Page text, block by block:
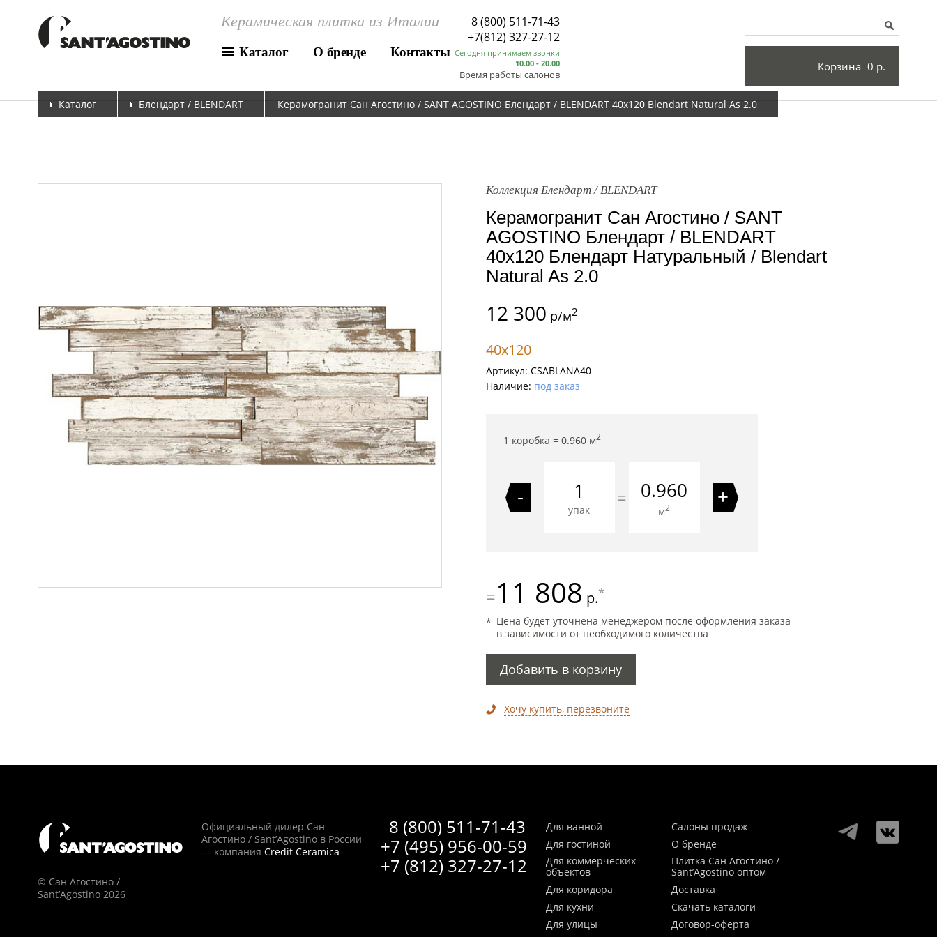
Керамическая плитка из Италии
Каталог О бренде Контакты
8 (800) 511-71-43
Сегодня принимаем звонки
10.00 - 20.00
Время работы салонов
+7(812) 327-27-12
Корзина 0 р.
Каталог Блендарт / BLENDART Керамогранит Сан Агостино / SANT AGOSTINO Блендарт / BLENDART 40x120 Blendart Natural As 2.0
Коллекция Блендарт / BLENDART
Керамогранит Сан Агостино / SANT
AGOSTINO Блендарт / BLENDART
40x120 Блендарт Натуральный / Blendart
Natural As 2.0
12 300 р/м2
40x120
Артикул: CSABLANA40
Наличие: под заказ
1 коробка = 0.960м2
-
упак
= 0.960
м2 +
=11 808 р.*
Цена будет уточнена менеджером после оформления заказа
в зависимости от необходимого количества
Добавить в корзину
Хочу купить, перезвоните
© Сан Агостино /
Sant’Agostino 2026
8 (800) 511-71-43
+7 (495) 956-00-59
+7 (812) 327-27-12
Официальный дилер Сан
Агостино / Sant’Agostino в России
— компания Credit Ceramica
Для ванной
Для гостиной
Для коммерческих
объектов
Для коридора
Для кухни
Для улицы
Салоны продаж
О бренде
Плитка Сан Агостино /
Sant’Agostino оптом
Доставка
Скачать каталоги
Договор-оферта